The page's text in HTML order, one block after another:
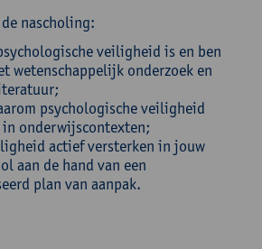
nascholing:
veiligheid is en ben
wetenschappelijk onderzoek en
psychologische veiligheid
in onderwijscontexten;
actief versterken in jouw
aan de hand van een
plan van aanpak.